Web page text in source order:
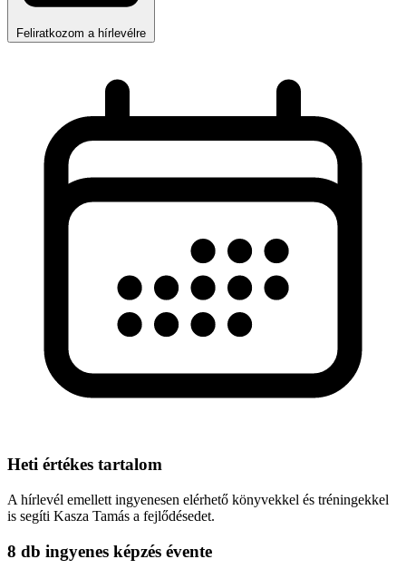
Feliratkozom a hírlevélre
Heti értékes tartalom
A hírlevél emellett ingyenesen elérhető könyvekkel és tréningekkel
is segíti Kasza Tamás a fejlődésedet.
8 db ingyenes képzés évente